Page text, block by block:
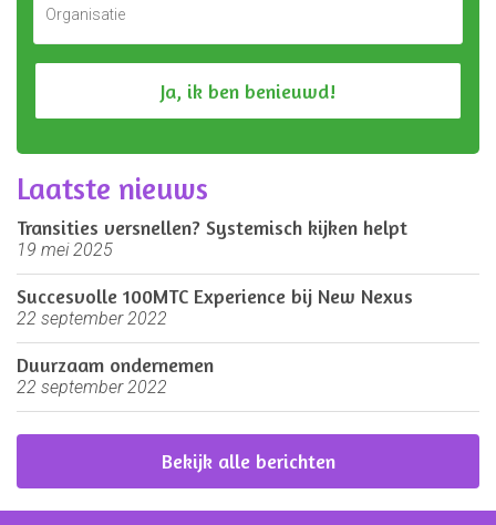
Laatste nieuws
Transities versnellen? Systemisch kijken helpt
19 mei 2025
Succesvolle 100MTC Experience bij New Nexus
22 september 2022
Duurzaam ondernemen
22 september 2022
Bekijk alle berichten